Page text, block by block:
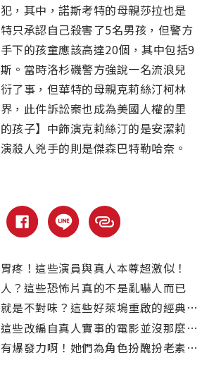
，其中，諾斯考特的母親莎拉也是
只承認自己殺害了5名男孩，但警方
下的孩童應該高達20個，其中包括9
。當時洛杉磯警方強說一名流浪兒
了事，但華特的母親克莉絲汀柯林
，此件訴訟案也成為美國人權的里
孩子】中飾演克莉絲汀的是安潔莉
殺人兇手的則是傑森巴特勒哈奈。
疼！這些演員與真人本尊超激似！
？這些恐怖片真的不是亂嚇人而已
對味？這些好萊塢重啟的經典恐怖片你買單幾部
編自真人實事的電影並沒那麼「真實」！(Part 2)
發力啊！她們為角色扮醜扮老素顏上戲